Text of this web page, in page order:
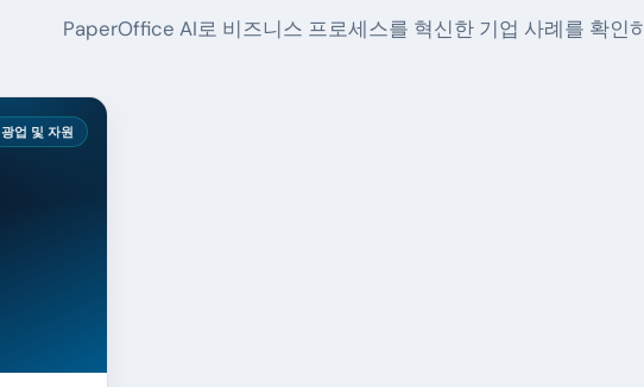
PaperOffice AI로 비즈니스 프로세스를 혁신한 기업 사례를 확인
광업 및 자원